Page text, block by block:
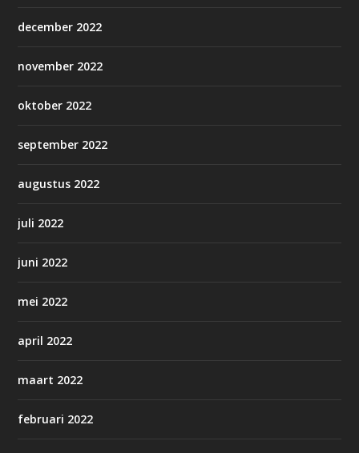
december 2022
november 2022
oktober 2022
september 2022
augustus 2022
juli 2022
juni 2022
mei 2022
april 2022
maart 2022
februari 2022